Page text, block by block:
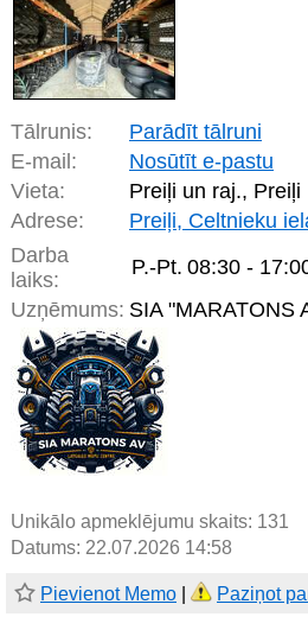
Tālrunis:
Parādīt tālruni
E-mail:
Nosūtīt e-pastu
Vieta:
Preiļi un raj., Preiļi
Adrese:
Preiļi, Celtnieku
Darba
laiks:
P.-Pt. 08:30 -
Uzņēmums: SIA "MARATONS
Unikālo apmeklējumu skaits: 131
Datums: 22.07.2026 14:58
Pievienot Memo Paziņot